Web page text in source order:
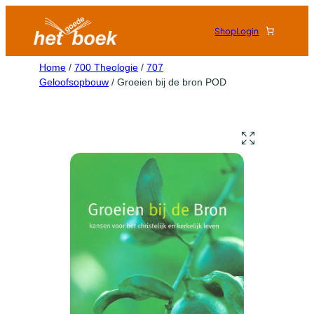
ShopLogin
Home / 700 Theologie / 707
Geloofsopbouw / Groeien bij de bron POD